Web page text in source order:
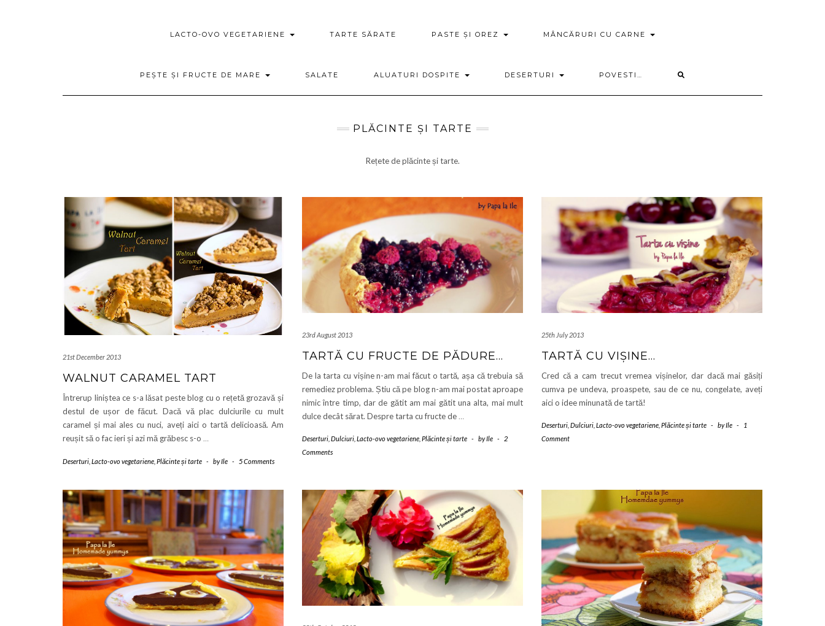
LACTO-OVO VEGETARIENE TARTE SĂRATE PASTE ȘI OREZ MÂNCĂRURI CU CARNE
PEȘTE ȘI FRUCTE DE MARE SALATE ALUATURI DOSPITE DESERTURI POVESTI…
PLĂCINTE ȘI TARTE
Rețete de plăcinte și tarte.
21st December 2013
WALNUT CARAMEL TART
Întrerup liniștea ce s-a lăsat peste blog cu o rețetă grozavă și
destul de ușor de făcut. Dacă vă plac dulciurile cu mult
caramel și mai ales cu nuci, aveți aici o tartă delicioasă. Am
reușit să o fac ieri și azi mă grăbesc s-o …
Deserturi Lacto-ovo vegetariene Plăcinte și tarte - byIle - 5 Comments
23rd August 2013
TARTĂ CU FRUCTE DE PĂDURE…
De la tarta cu vișine n-am mai făcut o tartă, așa că trebuia să
remediez problema. Știu că pe blog n-am mai postat aproape
nimic între timp, dar de gătit am mai gătit una alta, mai mult
dulce decât sărat. Despre tarta cu fructe de…
Deserturi Dulciuri Lacto-ovo vegetariene Plăcinte și tarte - byIle -
2
Comments
25th July 2013
TARTĂ CU VIȘINE…
Cred că a cam trecut vremea vișinelor, dar dacă mai găsiți
cumva pe undeva, proaspete, sau de ce nu, congelate, aveți
aici o idee minunată de tartă!
Deserturi Dulciuri Lacto-ovo vegetariene Plăcinte și tarte - byIle -
1
Comment